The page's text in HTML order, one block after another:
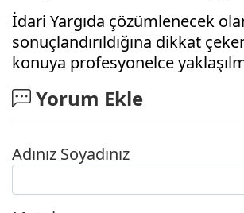
İdari Yargıda çözümlenecek
sonuçlandırıldığına dikkat
konuya profesyonelce
Yorum Ekle
Adınız Soyadınız